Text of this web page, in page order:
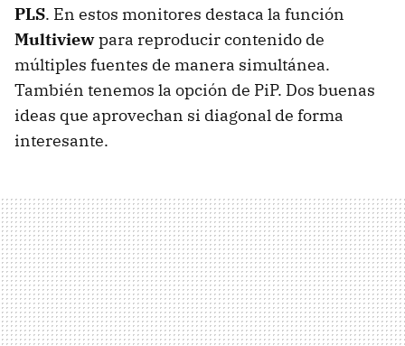
PLS. En estos monitores destaca la función
Multiviewpara reproducir contenido de
múltiples fuentes de manera simultánea.
También tenemos la opción de PiP. Dos buenas
ideas que aprovechan si diagonal de forma
interesante.